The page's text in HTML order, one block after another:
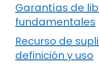
Garantías de
fundamentales
Recurso de
definición y uso